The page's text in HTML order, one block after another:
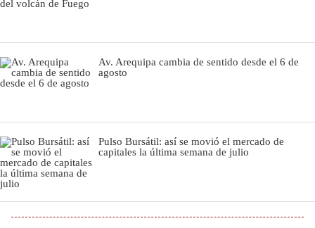
México
Internacional
Tecnología
Mix
Av. Arequipa cambia de sentido desde el 6 de
agosto
Pulso Bursátil: así se movió el mercado de
capitales la última semana de julio